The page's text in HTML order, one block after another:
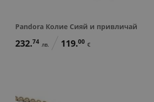
Pandora Колие Сияй и привличай
232.74 лв. 119.00 €